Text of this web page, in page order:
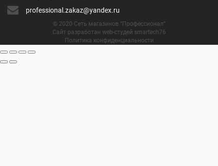
professional.zakaz@yandex.ru
© 2020 Сеть магазинов “Профессионал”
Сайт разработан web-студей smartech76
Политика конфиденциальности